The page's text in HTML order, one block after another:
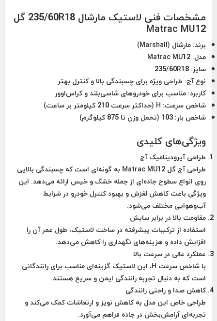
مشخصات فنی لاستیک مارشال 235/60R18 گل
Matrac MU12
برند: مارشال (Marshall)
مدل: Matrac MU12
سایز: 235/60R18
نوع آج: طراحی ویژه برای چسبندگی بالا و کنترل بهتر
کاربرد: مناسب برای خودروهای شاسی‌بلند و کراس‌اوور
شاخص سرعت:
شاخص بار: 103 (تحمل وزن تا 875 کیلوگرم)
ویژگی‌های کلیدی
طراحی آیرودینامیک آج
طراحی آج گل Matrac MU12 به گونه‌ای است که چسبندگی بالایی
روی انواع سطوح جاده‌ای از جمله خشک و خیس ارائه می‌دهد. این
ویژگی باعث کاهش لغزش و بهبود کنترل خودرو در شرایط
آب‌وهوایی مختلف می‌شود.
مقاومت بالا در برابر سایش
استفاده از ترکیبات پیشرفته در ساخت لاستیک، طول عمر آن را
افزایش داده و هزینه‌های نگهداری را کاهش می‌دهد.
عملکرد عالی در سرعت بالا
با شاخص سرعت H، این لاستیک گزینه‌ای مناسب برای رانندگانی
است که به دنبال تجربه رانندگی ایمن و سریع هستند.
کاهش صدا و راحتی رانندگی
طراحی خاص این مدل به کاهش نویز و ارتعاشات کمک می‌کند و
تجربه‌ای آرامش‌بخش در جاده فراهم می‌آورد.